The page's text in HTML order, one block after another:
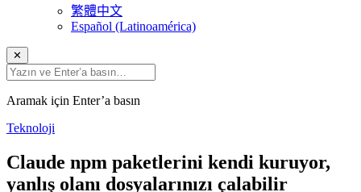
繁體中文
Español (Latinoamérica)
✕
Aramak için Enter’a basın
Teknoloji
Claude npm paketlerini kendi kuruyor,
yanlış olanı dosyalarınızı çalabilir